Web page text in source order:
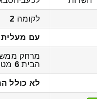
לקומה 2
עם
מרחק
הבית6
לא כולל